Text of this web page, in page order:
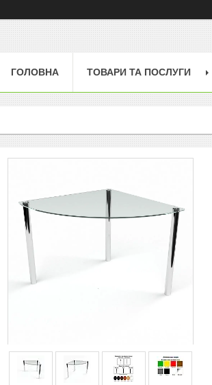
ГОЛОВНА ТОВАРИ ТА ПОСЛУГИ